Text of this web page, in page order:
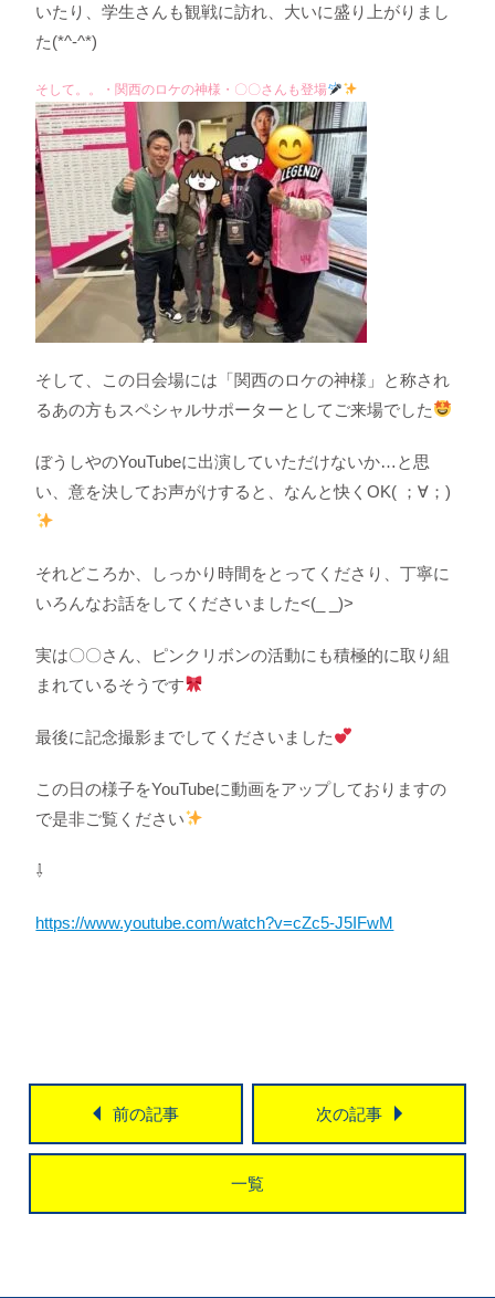
いたり、学生さんも観戦に訪れ、大いに盛り上がりまし
た(*^-^*)
そして。。・関西のロケの神様・〇〇さんも登場
そして、この日会場には「関西のロケの神様」と称され
るあの方もスペシャルサポーターとしてご来場でした
ぼうしやのYouTubeに出演していただけないか…と思
い、意を決してお声がけすると、なんと快くOK( ；∀；)
それどころか、しっかり時間をとってくださり、丁寧に
いろんなお話をしてくださいました<(_ _)>
実は〇〇さん、ピンクリボンの活動にも積極的に取り組
まれているそうです
最後に記念撮影までしてくださいました
この日の様子をYouTubeに動画をアップしておりますの
で是非ご覧ください
⇩
https://www.youtube.com/watch?v=cZc5-J5IFwM
前の記事
一覧
次の記事